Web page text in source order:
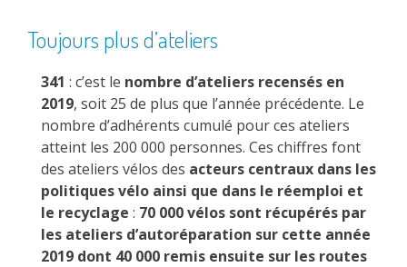
Toujours plus d’ateliers
341 : c’est le nombre d’ateliers recensés en
2019, soit 25 de plus que l’année précédente. Le
nombre d’adhérents cumulé pour ces ateliers
atteint les 200 000 personnes. Ces chiffres font
des ateliers vélos des acteurs centraux dans les
politiques vélo ainsi que dans le réemploi et
le recyclage : 70 000 vélos sont récupérés par
les ateliers d’autoréparation sur cette année
2019 dont 40 000 remis ensuite sur les routes